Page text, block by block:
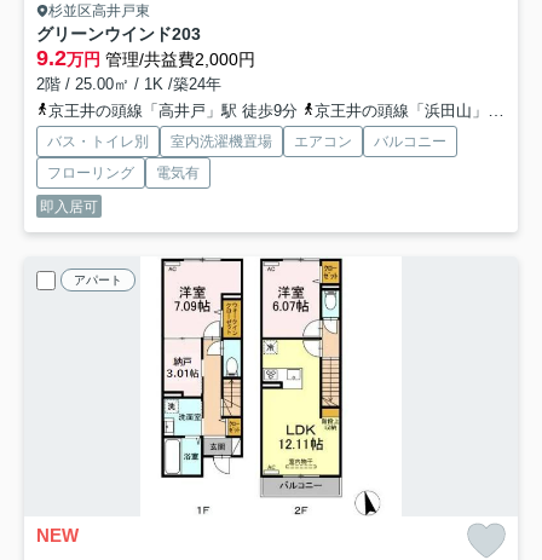
杉並区高井戸東
グリーンウインド203
9.2万円 管理/共益費2,000円
2階 / 25.00㎡ / 1K /築24年
京王井の頭線「高井戸」駅 徒歩9分
京王井の頭線「浜田山」駅 徒歩11分
バス・トイレ別 室内洗濯機置場 エアコン
バルコニー
フローリング
電気有
即入居可
アパート
NEW